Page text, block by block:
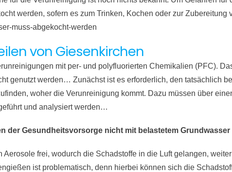
werden, sofern es zum Trinken, Kochen oder zur
muss-abgekocht-werden
von Giesenkirchen
mit per- und polyfluorierten Chemikalien (PFC).
genutzt werden… Zunächst ist es erforderlich, den tatsächlich
woher die Verunreinigung kommt. Dazu müssen über
und analysiert werden…
der Gesundheitsvorsorge nicht mit belastetem
frei, wodurch die Schadstoffe in die Luft gelangen,
ist problematisch, denn hierbei können sich die